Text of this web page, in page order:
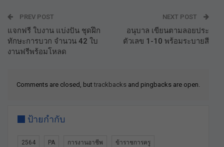
PREV POST
แจกฟรี ใบงาน แบ่งปัน ชุดฝึก
ทักษะการบวก จำนวน 42 ใบ
งานฟรีพร้อมโหลด
NEXT POST
อนุบาล เขียนตามลอยประ
ตัวเลข 1-10 พร้อมระบายสี
Comments are closed, buttrackbacks and pingbacks are open.
ป้ายกำกับ
2564 PA การงานอาชีพ ข้าราชการครู